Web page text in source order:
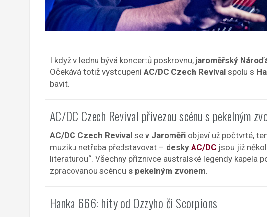
I když v lednu bývá koncertů poskrovnu, jaroměřský
Očekává totiž vystoupení AC/DC Czech Revivalspolu s
bavit.
AC/DC Czech Revival přivezou scénu s pekelným
AC/DC Czech Revivalse v Jaroměřiobjeví už počtvrté,
muziku netřeba představovat – desky AC/DC jsou již
literaturou“. Všechny příznivce australské legendy kapela
zpracovanou scénou s pekelným zvonem.
Hanka 666: hity od Ozzyho či Scorpions